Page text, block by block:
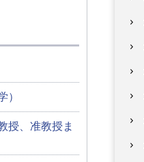
）
授、准教授ま